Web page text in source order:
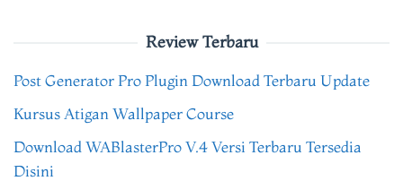
Review Terbaru
Post Generator Pro Plugin Download Terbaru Update
Kursus Atigan Wallpaper Course
Download WABlasterPro V.4 Versi Terbaru Tersedia
Disini